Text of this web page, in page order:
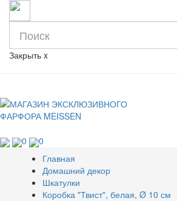
Закрыть x
0
0
Главная
Домашний декор
Шкатулки
Коробка "Твист", белая, Ø 10 см